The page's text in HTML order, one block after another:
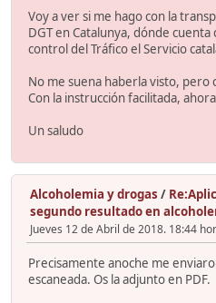
Voy a ver si me hago con la
DGT en Catalunya, dónde
control del Tráfico el Servicio
No me suena haberla visto, pero
Con la instrucción facilitada,
Un saludo
Alcoholemia y drogas /
segundo resultado en
Jueves 12 de Abril de 2018. 18:44
Precisamente anoche me
escaneada. Os la adjunto en PDF.